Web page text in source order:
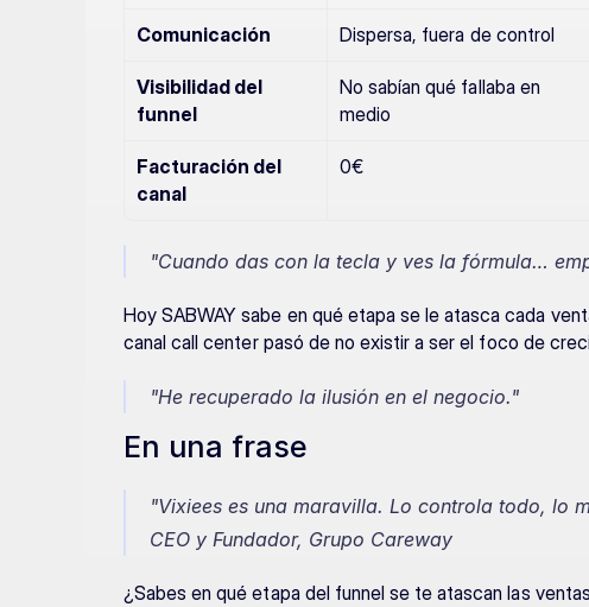
Comunicación Dispersa, fuera de control
Visibilidad del
funnel
No sabían qué fallaba en
medio
Facturación del
canal
0€
"Cuando das con la tecla y ves la fórmula…
Hoy SABWAY sabe en qué etapa se le atasca cada
canal call center pasó de no existir a ser el foco de
"He recuperado la ilusión en el negocio."
En una frase
"Vixiees es una maravilla. Lo controla todo, lo
CEO y Fundador, Grupo Careway